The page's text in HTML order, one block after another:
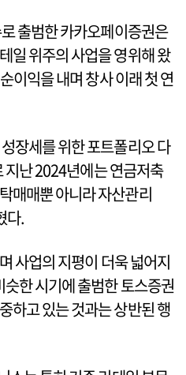
출범한 카카오페이증권은
일 위주의 사업을 영위해 왔
이익을 내며 창사 이래 첫 연
장세를 위한 포트폴리오 다
지난 2024년에는 연금저축
매매뿐 아니라 자산관리
다.
사업의 지평이 더욱 넓어지
한 시기에 출범한 토스증권
하고 있는 것과는 상반된 행